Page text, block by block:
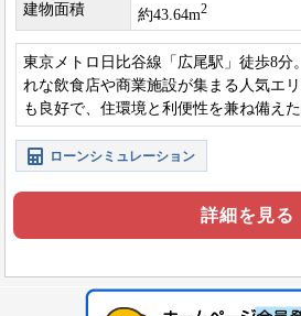
建物面積
約43.64m2
東京メトロ日比谷線「広尾駅」徒歩8分
れな飲食店や商業施設が集まる人気エ
も良好で、住環境と利便性を兼ね備えた
ローンシミュレーション
詳細を見る